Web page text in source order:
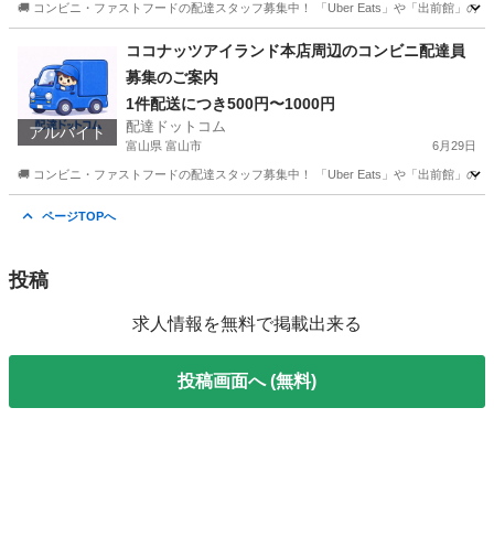
🚚 コンビニ・ファストフードの配達スタッフ募集中！ 「Uber Eats」や「出前館」の
配送 ファストフード
アルバイト
ココナッツアイランド本店周辺のコンビニ配達員
募集のご案内
1件配送につき500円〜1000円
配達ドットコム
富山県 富山市 6月29日
🚚 コンビニ・ファストフードの配達スタッフ募集中！ 「Uber Eats」や「出前館」の
ページTOPへ
投稿
求人情報を無料で掲載出来る
投稿画面へ (無料)